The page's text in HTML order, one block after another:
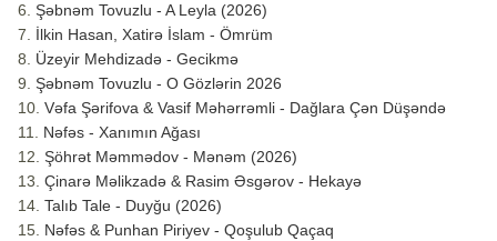
Şəbnəm Tovuzlu - A Leyla (2026)
İlkin Hasan, Xatirə İslam - Ömrüm
Üzeyir Mehdizadə - Gecikmə
Şəbnəm Tovuzlu - O Gözlərin 2026
Vəfa Şərifova & Vasif Məhərrəmli - Dağlara Çən Düşəndə
Nəfəs - Xanımın Ağası
Şöhrət Məmmədov - Mənəm (2026)
Çinarə Məlikzadə & Rasim Əsgərov - Hekayə
Talıb Tale - Duyğu (2026)
Nəfəs & Punhan Piriyev - Qoşulub Qaçaq